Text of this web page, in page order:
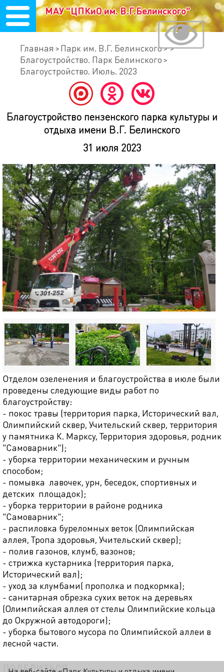
МАУ "ЦПКиО им. В.Г.Белинского"
Главная
Парк им. В.Г. Белинского
Благоустройство. Парк Белинского
Благоустройство. Июль. 2023
Благоустройство пензенского парка культуры и
отдыха имени В.Г. Белинского
31 июля 2023
Отделом озеленения и благоустройства в июле были
проведены следующие виды работ по
благоустройству:
- покос травы (территория парка, Исторический вал,
Олимпийский сквер, Учительский сквер, территория
у памятника К. Марксу, Территория здоровья, родник
"Самоварник");
- уборка территории механическим и ручным
способом;
- помывка лавочек, урн, беседок, спортивных и
детских площадок);
- уборка территории в районе родника
"Самоварник";
- распиловка буреломных веток (Олимпийская
аллея, Тропа здоровья, Учительский сквер);
- полив газонов, клумб, вазонов;
- стрижка кустарника (территория парка,
Исторический вал);
- уход за клумбами( прополка и подкормка);
- санитарная обрезка сухих веток на деревьях
(Олимпийская аллея от стелы Олимпийские кольца
до Окружной автодороги);
- уборка бытового мусора по Олимпийской аллеи в
лесной части.
ПОДЕЛИТЬСЯ